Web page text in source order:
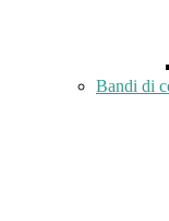
Bandi di